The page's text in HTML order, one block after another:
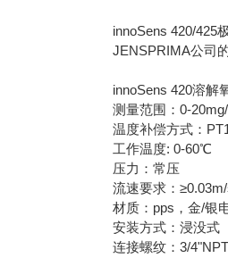
innoSens 420/425
JENSPRIMA公司
innoSens 420溶解
测量范围：0-
温度补偿方式：
工作温度: 0-60℃
压力：常压
流速要求：
材质：pps，金/银
安装方式：浸没式
连接螺纹：3/4"NPT